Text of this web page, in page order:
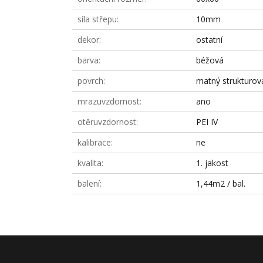
síla střepu
10mm
dekor
ostatní
barva
béžová
povrch
matný
mrazuvzdornost
ano
otěruvzdornost
PEI IV
kalibrace
ne
kvalita
1. jakost
balení
1,44m2 / bal.